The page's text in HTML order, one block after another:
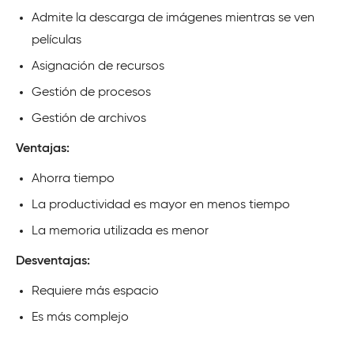
Admite la descarga de imágenes mientras se ven
películas
Asignación de recursos
Gestión de procesos
Gestión de archivos
Ventajas:
Ahorra tiempo
La productividad es mayor en menos tiempo
La memoria utilizada es menor
Desventajas:
Requiere más espacio
Es más complejo